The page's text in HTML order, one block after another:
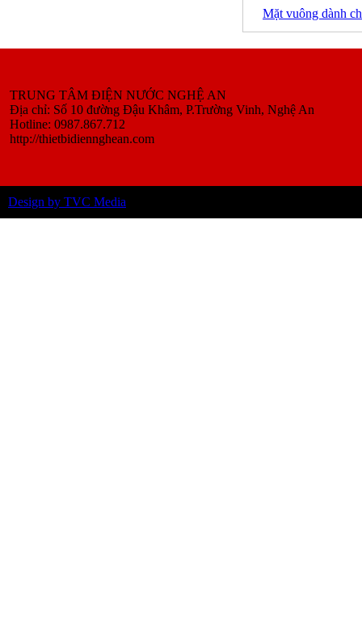
Mặt vuông dành
TRUNG TÂM ĐIỆN NƯỚC NGHỆ AN
Địa chỉ: Số 10 đường Đậu Khâm, P.Trường Vinh, Nghệ An
Hotline: 0987.867.712
http://thietbidiennghean.com
Design by TVC Media